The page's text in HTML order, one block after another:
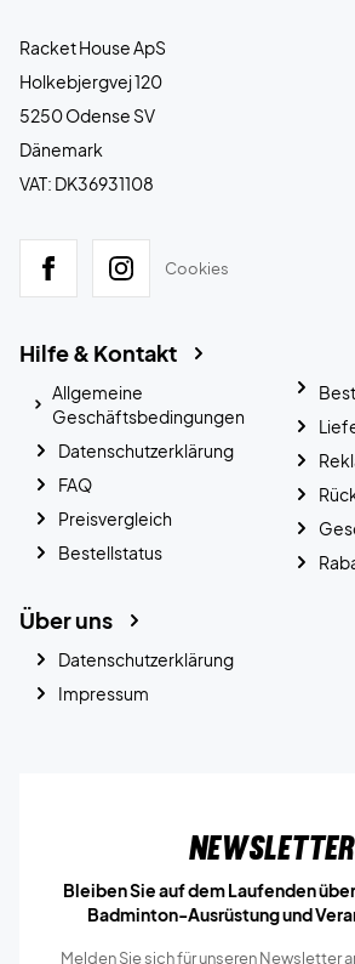
Racket House ApS
Holkebjergvej 120
5250 Odense SV
Dänemark
VAT: DK36931108
Cookies
Hilfe & Kontakt
Allgemeine
Geschäftsbedingungen
Datenschutzerklärung
FAQ
Preisvergleich
Bestellstatus
Über uns
Datenschutzerklärung
Impressum
Newsletter
Bleiben Sie auf dem Laufenden
Badminton-Ausrüstung und
Melden Sie sich für unseren Newsletter